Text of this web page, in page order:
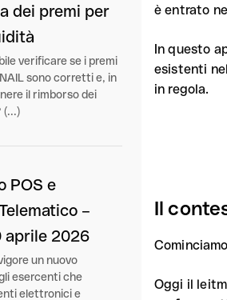
dei premi per
verificare se i premi
sono corretti e, in
il rimborso dei
(...)
POS e
–
aprile 2026
un nuovo
esercenti che
elettronici e
è entrato
In questo
esistenti
in regola.
Il
Oggi il